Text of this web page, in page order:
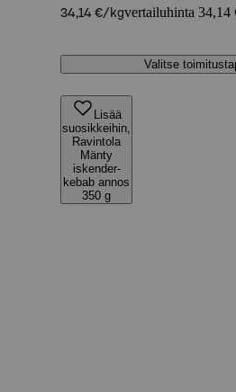
34,14 €/kgvertailuhinta 34,14
Valitse
Lisää
suosikkeihin,
Ravintola
Mänty
iskender-
kebab annos
350 g